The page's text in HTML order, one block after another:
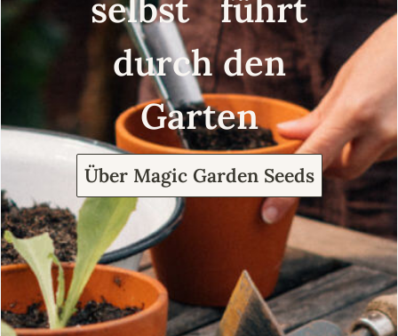
selbst führt
durch den
Garten
Über Magic Garden Seeds